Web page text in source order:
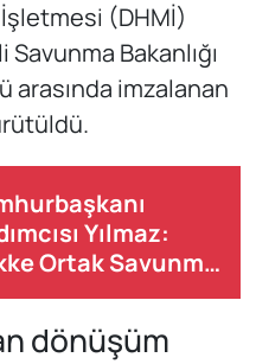
(DHMİ)
Bakanlığı
arasında imzalanan
Yılmaz:
Ortak Savunma
tarihi bir
dönüşüm